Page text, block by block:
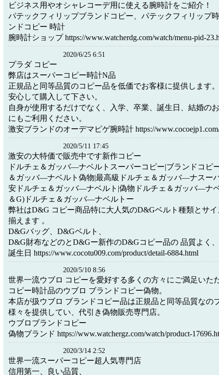
ビジネス用やオシャレコーデ用に使える腕時計をご紹介！
パテックフィリップブランドコピー、パテックフィリップ
ンドコピー 時計
腕時計ショップ https://www.watcherdg.com/watch/menu-pid-
2020/6/25 6:51
プラダ コピー
弊店はスーパーコピー時計N品
正規品と同等品質のコピー品を低価でお客様に提供します。
安心して購入して下さい。
自身が使用するだけでなく、入学、卒業、誕生日、結婚の
にもご利用ください。
激安ブランドのオーデマピゲ腕時計 https://
2020/5/11 17:45
激安の大特価で販売中です新作コピー
ドルチェ＆ガッバ―ナベルトスーパーコピー|ブランドコピ
＆ガッバ―ナベルト偽物|最高級ドルチェ＆ガッバ―ナスー
安ドルチェ＆ガッバ―ナベルト|偽物ドルチェ＆ガッバ―ナ
＆G)ドルチェ＆ガッバ―ナベルトー
弊社はD&G コピー商品特に大人気のD&Gベルト種類とサ
揃えます 。
D&Gバッグ、D&Gベルト、
D&G財布などのとD&Gー新作のD&Gコピー品の 品質よく、
誕生日 https://www.cocotu009.com/product/detail-6884.html
2020/5/10 8:56
世界一流ウブロ コピーを愛好する多くの方々にご満足いた
コピー時計品のウブロ ブランドコピー偽物。
本店が扱ウブロ ブランドコピー品は正規品と同等品質なの
様々を提供してい、代引き偽物販売専門店。
ウブロブランドコピー
偽物ブランド https://www.watchergz.com/watch/product-
2020/3/14 2:52
世界一流スーパーコピー超人気専門店
信用第一、良い品質、